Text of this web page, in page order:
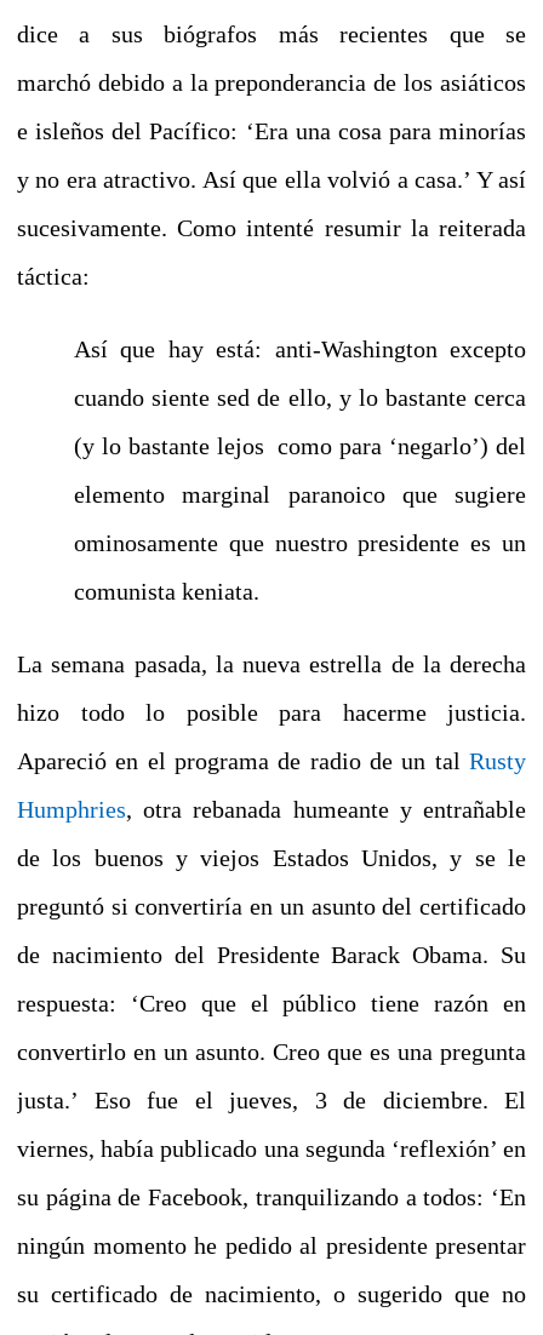
dice a sus biógrafos más recientes que se
marchó debido a la preponderancia de los asiáticos
e isleños del Pacífico: ‘Era una cosa para minorías
y no era atractivo. Así que ella volvió a casa.’ Y así
sucesivamente.Como intenté resumir la reiterada
táctica:
Así que hay está: anti-Washington excepto
cuando siente sed de ello, y lo bastante cerca
(y lo bastante lejos como para ‘negarlo’) del
elemento marginal paranoico que sugiere
ominosamente que nuestro presidente es un
comunista keniata.
La semana pasada, la nueva estrella de la derecha
hizo todo lo posible para hacerme justicia.
Apareció en el programa de radio de un tal Rusty
Humphries, otra rebanada humeante y entrañable
de los buenos y viejos Estados Unidos, y se le
preguntó si convertiría en un asunto del certificado
de nacimiento del Presidente Barack Obama. Su
respuesta: ‘Creo que el público tiene razón en
convertirlo en un asunto. Creo que es una pregunta
justa.’ Eso fue el jueves, 3 de diciembre. El
viernes, había publicado una segunda ‘reflexión’ en
su página de Facebook, tranquilizando a todos: ‘En
ningún momento he pedido al presidente presentar
su certificado de nacimiento, o sugerido que no